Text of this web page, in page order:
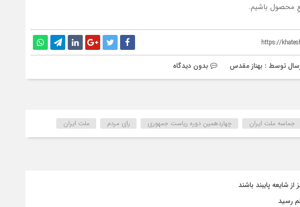
محصول باشیم.
https://
توسط : بهناز مقدس بدون دیدگاه
جماسه ملت ایران چهاردهمین دوره ریاست جمهوری رای مردم ملت ایران
شایعه پایبند باشند
رسید